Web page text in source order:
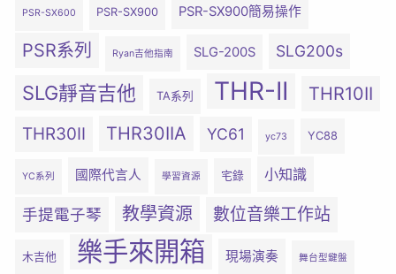
PSR-SX600 PSR-SX900 PSR-SX900簡易操作
PSR系列 Ryan吉他指南 SLG-200S SLG200s
SLG靜音吉他 TA系列 THR-II THR10II
THR30II THR30IIA YC61 yc73 YC88
YC系列 國際代言人 學習資源 宅錄 小知識
手提電子琴 教學資源 數位音樂工作站
木吉他 樂手來開箱 現場演奏 舞台型鍵盤